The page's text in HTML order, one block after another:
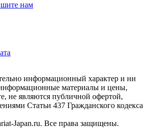
нам
информационный характер и ни
материалы и цены,
не являются публичной офертой,
Статьи 437 Гражданского кодекса
Japan.ru. Все права защищены.